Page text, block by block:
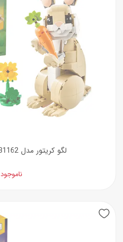
لگو کریتور مدل 31162 خرگوش بامزه
ناموجود